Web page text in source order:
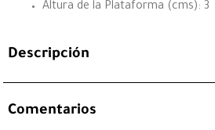
Altura de la Plataforma (cms): 3
Descripción
Comentarios